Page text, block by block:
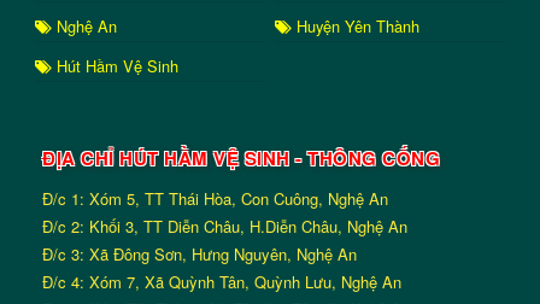
Nghệ An
Huyện Yên Thành
Hút Hầm Vệ Sinh
ĐỊA CHỈ HÚT HẦM VỆ SINH - THÔNG CỐNG
Đ/c 1: Xóm 5, TT Thái Hòa, Con Cuông, Nghệ An
Đ/c 2: Khối 3, TT Diễn Châu, H.Diễn Châu, Nghệ An
Đ/c 3: Xã Đông Sơn, Hưng Nguyên, Nghệ An
Đ/c 4: Xóm 7, Xã Quỳnh Tân, Quỳnh Lưu, Nghệ An